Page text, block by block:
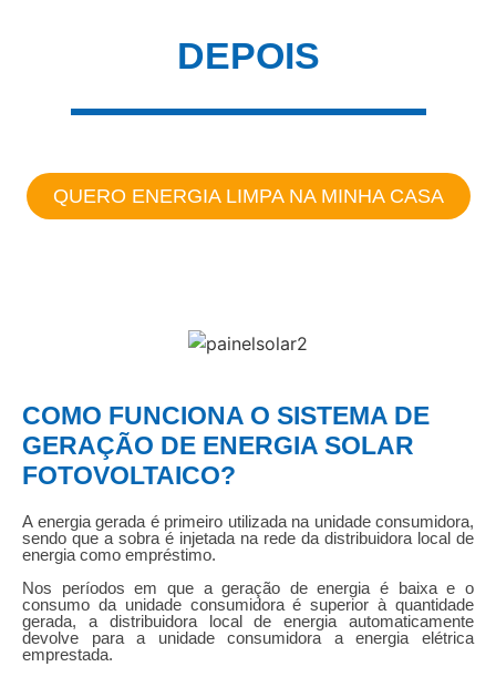
DEPOIS
QUERO ENERGIA LIMPA NA MINHA CASA
COMO FUNCIONA O SISTEMA DE
GERAÇÃO DE ENERGIA SOLAR
FOTOVOLTAICO?
A energia gerada é primeiro utilizada na unidade consumidora,
sendo que a sobra é injetada na rede da distribuidora local de
energia como empréstimo.
Nos períodos em que a geração de energia é baixa e o
consumo da unidade consumidora é superior à quantidade
gerada, a distribuidora local de energia automaticamente
devolve para a unidade consumidora a energia elétrica
emprestada.